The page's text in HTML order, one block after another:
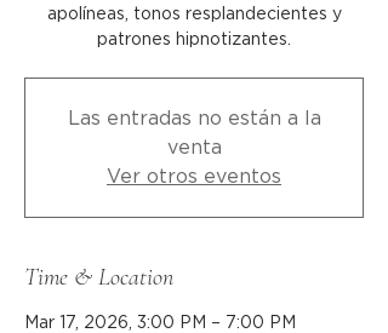
apolíneas, tonos resplandecientes y
patrones hipnotizantes.
Las entradas no están a la
venta
Ver otros eventos
Time & Location
Mar 17, 2026, 3:00 PM – 7:00 PM